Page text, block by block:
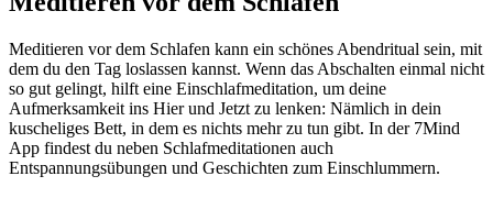
Meditieren vor dem Schlafen kann ein schönes Abendritual sein, mit
dem du den Tag loslassen kannst. Wenn das Abschalten einmal nicht
so gut gelingt, hilft eine Einschlafmeditation, um deine
Aufmerksamkeit ins Hier und Jetzt zu lenken: Nämlich in dein
kuscheliges Bett, in dem es nichts mehr zu tun gibt. In der 7Mind
App findest du neben Schlafmeditationen auch
Entspannungsübungen und Geschichten zum Einschlummern.